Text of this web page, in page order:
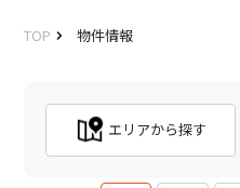
TOP 物件情報
エリアから探す